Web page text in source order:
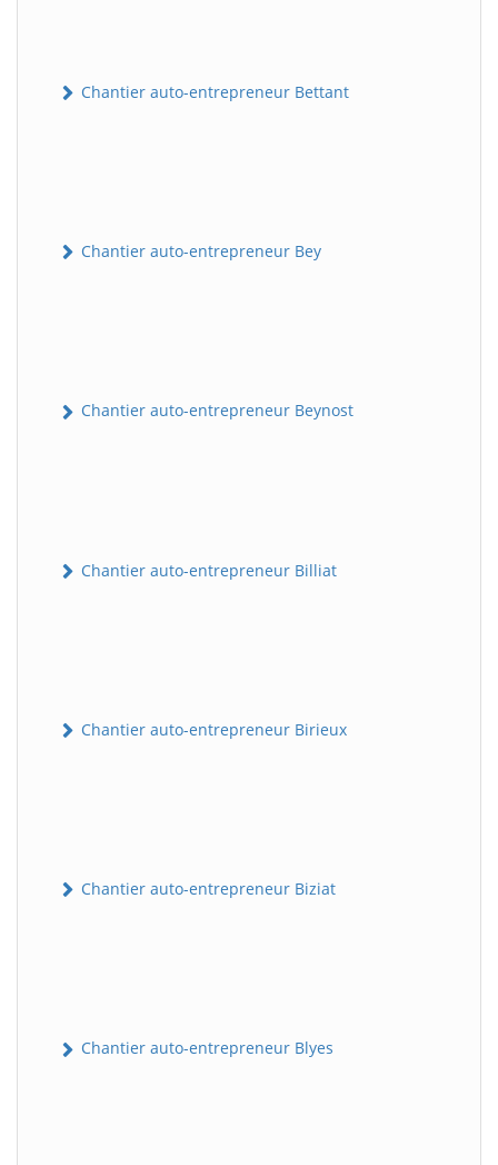
Chantier auto-entrepreneur Bettant
Chantier auto-entrepreneur Bey
Chantier auto-entrepreneur Beynost
Chantier auto-entrepreneur Billiat
Chantier auto-entrepreneur Birieux
Chantier auto-entrepreneur Biziat
Chantier auto-entrepreneur Blyes